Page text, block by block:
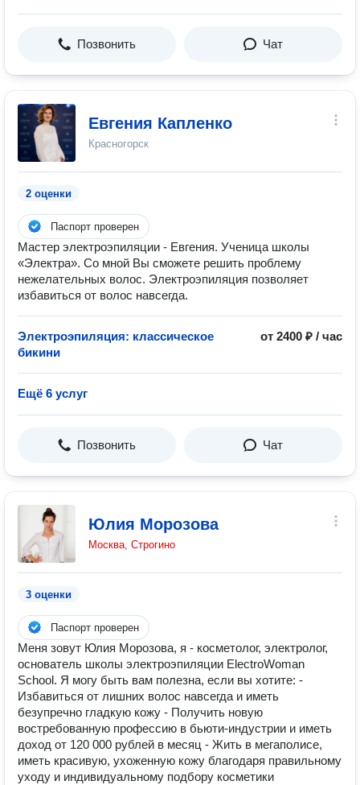
Позвонить Чат
Евгения Капленко
Красногорск
2 оценки
Паспорт проверен
Мастер электроэпиляции - Евгения. Ученица школы
«Электра». Со мной Вы сможете решить проблему
нежелательных волос. Электроэпиляция позволяет
избавиться от волос навсегда.
Электроэпиляция: классическое
бикини
от 2400 ₽ / час
Ещё 6 услуг
Позвонить Чат
Юлия Морозова
Москва, Строгино
3 оценки
Паспорт проверен
Меня зовут Юлия Морозова, я - косметолог, электролог,
основатель школы электроэпиляции ElectroWoman
School. Я могу быть вам полезна, если вы хотите: -
Избавиться от лишних волос навсегда и иметь
безупречно гладкую кожу - Получить новую
востребованную профессию в бьюти-индустрии и иметь
доход от 120 000 рублей в месяц - Жить в мегаполисе,
иметь красивую, ухоженную кожу благодаря правильному
уходу и индивидуальному подбору косметики